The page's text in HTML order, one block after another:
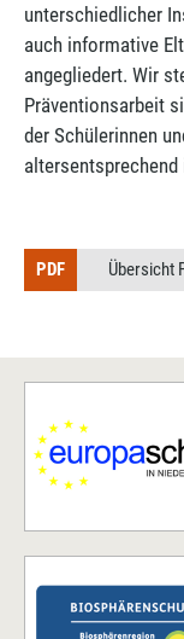
unterschiedlicher
auch informative
angegliedert. Wir
Präventionsarbeit
der Schülerinnen
altersentsprechend
Übersicht